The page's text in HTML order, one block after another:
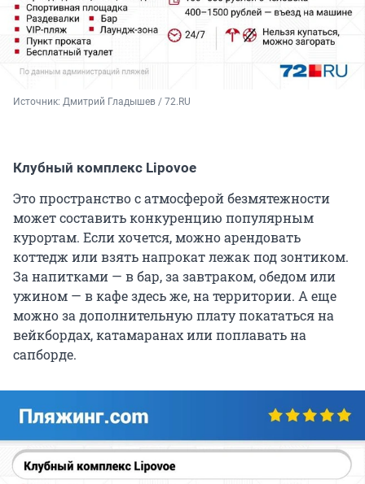
Источник: Дмитрий Гладышев / 72.RU
Клубный комплекс Lipovoe
Это пространство с атмосферой безмятежности
может составить конкуренцию популярным
курортам. Если хочется, можно арендовать
коттедж или взять напрокат лежак под зонтиком.
За напитками — в бар, за завтраком, обедом или
ужином — в кафе здесь же, на территории. А еще
можно за дополнительную плату покататься на
вейкбордах, катамаранах или поплавать на
сапборде.